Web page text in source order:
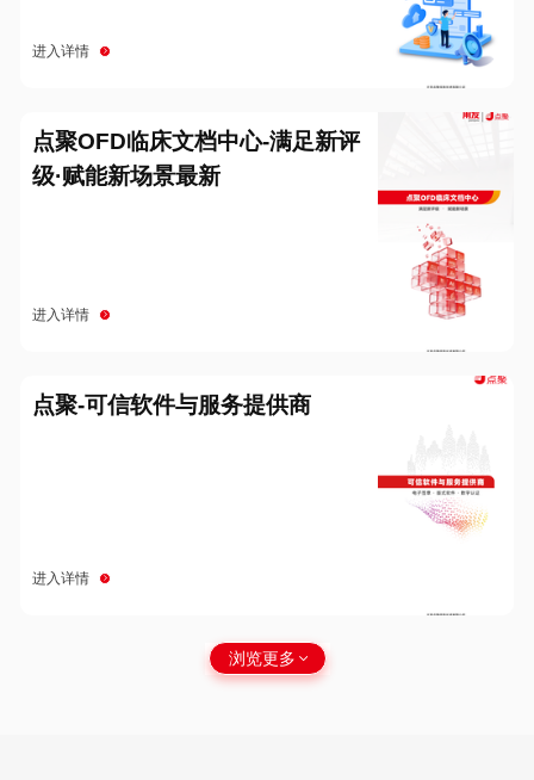
进入详情
点聚OFD临床文档中心-满足新评
级·赋能新场景最新
进入详情
点聚-可信软件与服务提供商
进入详情
浏览更多